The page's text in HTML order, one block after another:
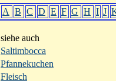
A B C D E F G H I J
siehe auch
Saltimbocca
Pfannekuchen
Fleisch